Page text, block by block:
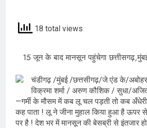
18 total views
15 जून के बाद मानसून पहुंचेगा
चंडीगढ़ /मुंबई /छत्तसीगढ़/जे एंड के/
विक्रमा शर्मा / अरुण कौशिक / सुधा/
—गर्मी के मौसम में कब लू चल पड़ती तो कब
कह पाता ! लू ने जीना मुहाल किया हुआ है ऊपर
पर है ! देश भर में मानसून की बेसब्री से इंतजार